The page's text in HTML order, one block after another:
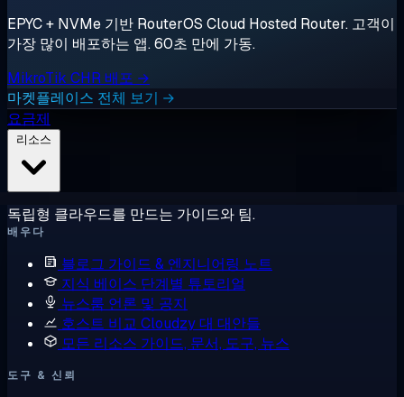
EPYC + NVMe 기반 RouterOS Cloud Hosted Router. 고객이
가장 많이 배포하는 앱. 60초 만에 가동.
MikroTik CHR 배포 →
마켓플레이스 전체 보기 →
요금제
독립형 클라우드를 만드는 가이드와 팀.
배우다
블로그 가이드 & 엔지니어링 노트
지식 베이스 단계별 튜토리얼
뉴스룸 언론 및 공지
호스트 비교 Cloudzy 대 대안들
모든 리소스 가이드, 문서, 도구, 뉴스
도구 & 신뢰